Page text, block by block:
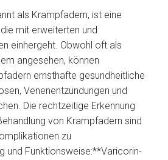
als Krampfadern, ist eine
mit erweiterten und
einhergeht. Obwohl oft als
angesehen, können
ernsthafte gesundheitliche
Venenentzündungen und
Die rechtzeitige Erkennung
von Krampfadern sind
zu
und Funktionsweise:**Varicorin-